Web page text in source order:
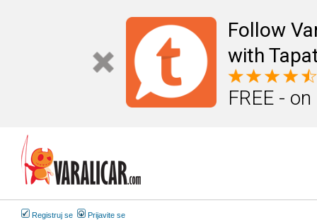
Follow
with
FREE -
Registruj se Prijavite se